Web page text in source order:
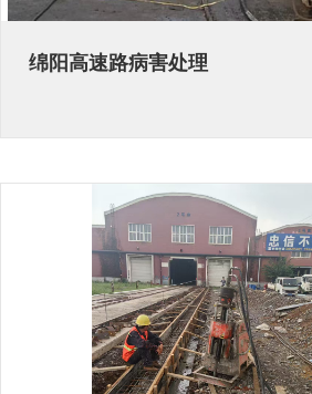
绵阳高速路病害处理